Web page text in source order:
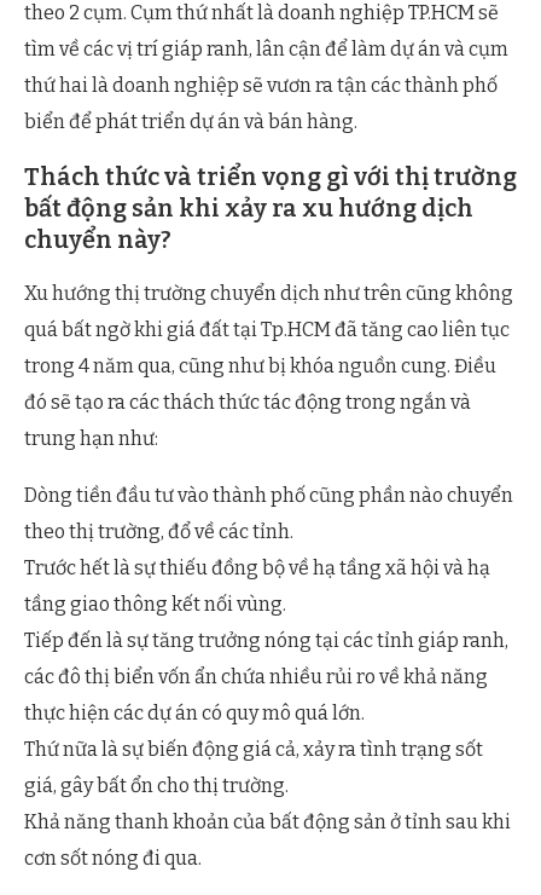
theo 2 cụm. Cụm thứ nhất là doanh nghiệp TP.HCM sẽ
tìm về các vị trí giáp ranh, lân cận để làm dự án và cụm
thứ hai là doanh nghiệp sẽ vươn ra tận các thành phố
biển để phát triển dự án và bán hàng.
Thách thức và triển vọng gì với thị trường
bất động sản khi xảy ra xu hướng dịch
chuyển này?
Xu hướng thị trường chuyển dịch như trên cũng không
quá bất ngờ khi giá đất tại Tp.HCM đã tăng cao liên tục
trong 4 năm qua, cũng như bị khóa nguồn cung. Điều
đó sẽ tạo ra các thách thức tác động trong ngắn và
trung hạn như:
Dòng tiền đầu tư vào thành phố cũng phần nào chuyển
theo thị trường, đổ về các tỉnh.
Trước hết là sự thiếu đồng bộ về hạ tầng xã hội và hạ
tầng giao thông kết nối vùng.
Tiếp đến là sự tăng trưởng nóng tại các tỉnh giáp ranh,
các đô thị biển vốn ẩn chứa nhiều rủi ro về khả năng
thực hiện các dự án có quy mô quá lớn.
Thứ nữa là sự biến động giá cả, xảy ra tình trạng sốt
giá, gây bất ổn cho thị trường.
Khả năng thanh khoản của bất động sản ở tỉnh sau khi
cơn sốt nóng đi qua.